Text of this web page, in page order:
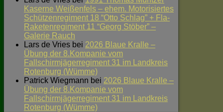
Kaserne Weißenfels – ehem. Motorisiertes
Schützenregiment 18 “Otto Schlag” + Fla-
Raketenregiment 11 “Georg Stöber” –
Galerie Rauch
Lars de Vries bei 2026 Blaue Kralle –
Übung der 8.Kompanie vom
Fallschirmjägerregiment 31 im Landkreis
Rotenburg (Wümme)
Patrick Wiegmann bei 2026 Blaue Kralle –
Übung der 8.Kompanie vom
Fallschirmjägerregiment 31 im Landkreis
Rotenburg (Wümme)